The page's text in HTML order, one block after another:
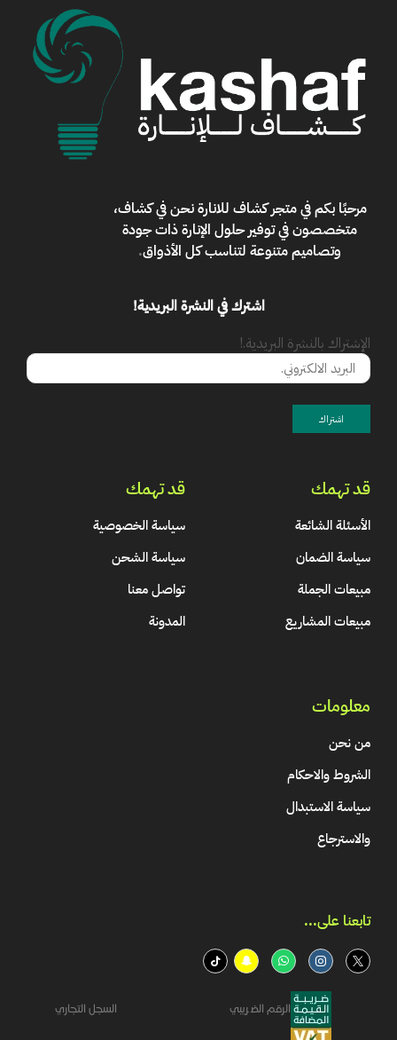
مرحبًا بكم فيمتجر كشاف للانارةنحن في كشاف،
متخصصون في توفير حلول الإنارة ذات جودة
وتصاميم متنوعة لتناسب كل الأذواق.
اشترك في النشرة البريدية!
الإشتراك بالنشرة البريدية.!
قد تهمك
الأسئلة الشائعة
سياسة الضمان
مبيعات الجملة
مبيعات المشاريع
قد تهمك
سياسة الخصوصية
سياسة الشحن
تواصل معنا
المدونة
معلومات
من نحن
الشروط والاحكام
سياسة الاستبدال
والاسترجاع
تابعنا على...​
الرقم الضريبي السجل التجاري